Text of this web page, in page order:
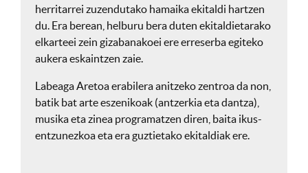
herritarrei zuzendutako hamaika ekitaldi hartzen
du. Era berean, helburu bera duten ekitaldietarako
elkarteei zein gizabanakoei ere erreserba egiteko
aukera eskaintzen zaie.
Labeaga Aretoa erabilera anitzeko zentroa da non,
batik bat arte eszenikoak (antzerkia eta dantza),
musika eta zinea programatzen diren, baita ikus-
entzunezkoa eta era guztietako ekitaldiak ere.